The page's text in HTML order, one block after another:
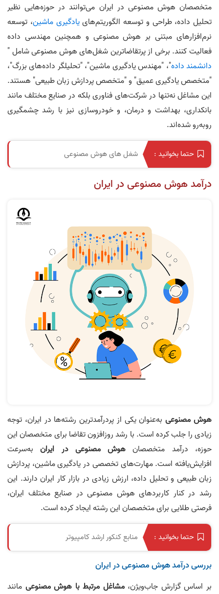
متخصصان هوش مصنوعی در ایران می‌توانند در حوزه‌هایی نظیر
تحلیل داده، طراحی و توسعه الگوریتم‌هاییادگیری ماشین، توسعه
نرم‌افزارهای مبتنی بر هوش مصنوعی و همچنین مهندسی داده
فعالیت کنند. برخی از پرتقاضاترین شغل‌های هوش مصنوعی شامل "
دانشمند داده"، "مهندس یادگیری ماشین"، "تحلیلگر داده‌های بزرگ"،
"متخصص یادگیری عمیق" و "متخصص پردازش زبان طبیعی" هستند.
این مشاغل نه‌تنها در شرکت‌های فناوری بلکه در صنایع مختلف مانند
بانکداری، بهداشت و درمان، و خودروسازی نیز با رشد چشمگیری
روبه‌رو شده‌اند.
حتما بخوانید : شغل های هوش مصنوعی
درآمد هوش مصنوعی در ایران
هوش مصنوعیبه‌عنوان یکی از پردرآمدترین رشته‌ها در ایران، توجه
زیادی را جلب کرده است. با رشد روزافزون تقاضا برای متخصصان این
حوزه، درآمد متخصصان هوش مصنوعی در ایرانبه‌سرعت
افزایش‌یافته است. مهارت‌های تخصصی در یادگیری ماشین، پردازش
زبان طبیعی و تحلیل داده، ارزش زیادی در بازار کار ایران دارند. این
رشد در کنار کاربردهای هوش مصنوعی در صنایع مختلف ایران،
فرصتی طلایی برای متخصصان این رشته ایجاد کرده است.
حتما بخوانید : منابع کنکور ارشد کامپیوتر
بررسی درآمد هوش مصنوعی در ایران
بر اساس گزارش جاب‌ویژن،مشاغل مرتبط با هوش مصنوعی مانند